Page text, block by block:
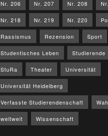
Nr. 206 Nr. 207 Nr. 208
Nr. 218 Nr. 219 Nr. 220
Rassismus Rezension Sport
Studentisches Leben Studierende
StuRa Theater Universität
Universität Heidelberg
Verfasste Studierendenschaft
weltweit Wissenschaft